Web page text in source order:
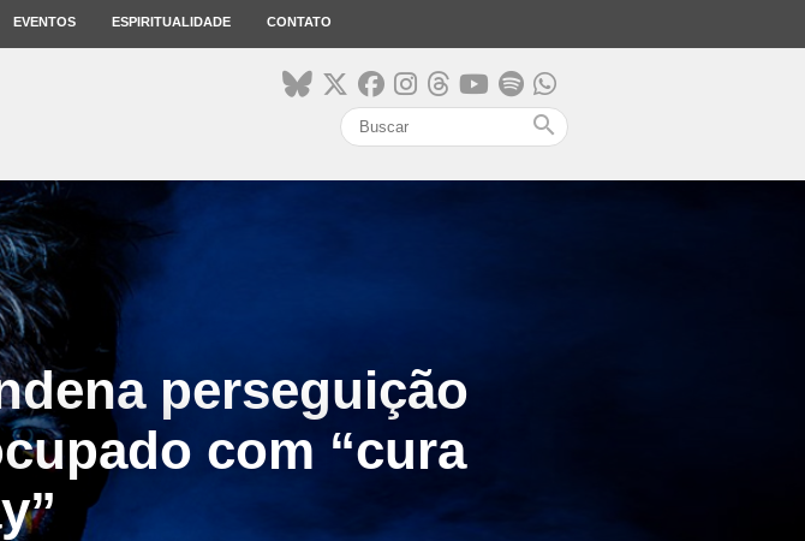
EVENTOS ESPIRITUALIDADE CONTATO
search
perseguição
com “cura